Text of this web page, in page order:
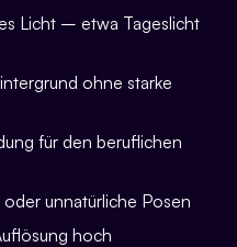
Licht – etwa Tageslicht
ohne starke
für den beruflichen
unnatürliche Posen
hoch